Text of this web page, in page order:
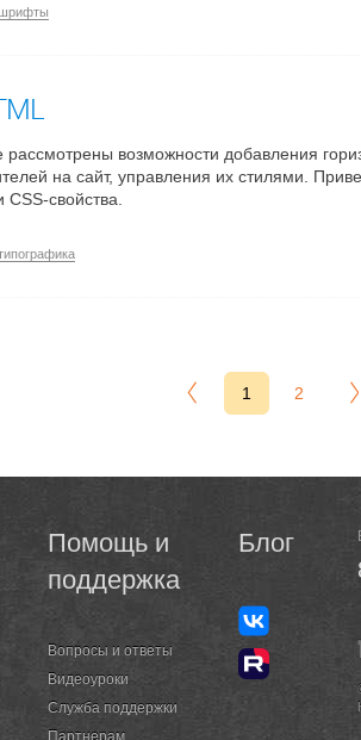
рассмотрены возможности добавления
на сайт, управления их стилями.
CSS-свойства.
1 2
Помощь и
поддержка
Вопросы и ответы
Видеоуроки
Служба поддержки
Партнерам
Блог